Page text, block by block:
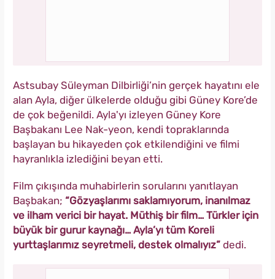
Astsubay Süleyman Dilbirliği’nin gerçek hayatını ele
alan Ayla, diğer ülkelerde olduğu gibi Güney Kore’de
de çok beğenildi. Ayla'yı izleyen Güney Kore
Başbakanı Lee Nak-yeon, kendi topraklarında
başlayan bu hikayeden çok etkilendiğini ve filmi
hayranlıkla izlediğini beyan etti.
Film çıkışında muhabirlerin sorularını yanıtlayan
Başbakan; “Gözyaşlarımı saklamıyorum, inanılmaz
ve ilham verici bir hayat. Müthiş bir film… Türkler için
büyük bir gurur kaynağı… Ayla’yı tüm Koreli
yurttaşlarımız seyretmeli, destek olmalıyız” dedi.